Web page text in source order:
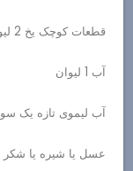
قطعات کوچک یخ 2 لیوان
آب 1 لیوان
آب لیموی تازه یک
عسل یا شیره یا شکر